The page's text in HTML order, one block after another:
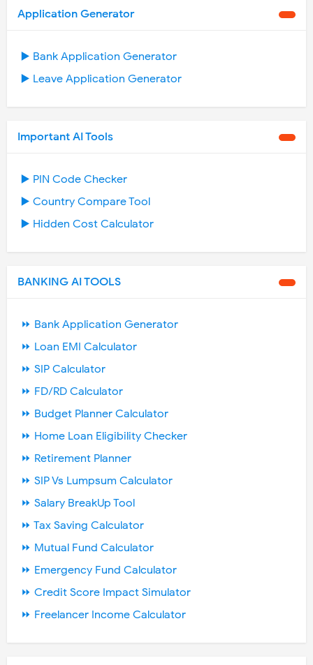
Application Generator
▶️ Bank Application Generator
▶️ Leave Application Generator
Important AI Tools
▶️ PIN Code Checker
▶️ Country Compare Tool
▶️ Hidden Cost Calculator
BANKING AI TOOLS
⏩ Bank Application Generator
⏩ Loan EMI Calculator
⏩ SIP Calculator
⏩ FD/RD Calculator
⏩ Budget Planner Calculator
⏩ Home Loan Eligibility Checker
⏩ Retirement Planner
⏩ SIP Vs Lumpsum Calculator
⏩ Salary BreakUp Tool
⏩ Tax Saving Calculator
⏩ Mutual Fund Calculator
⏩ Emergency Fund Calculator
⏩ Credit Score Impact Simulator
⏩ Freelancer Income Calculator